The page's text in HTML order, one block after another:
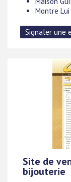
Montre
Site de
bijouterie